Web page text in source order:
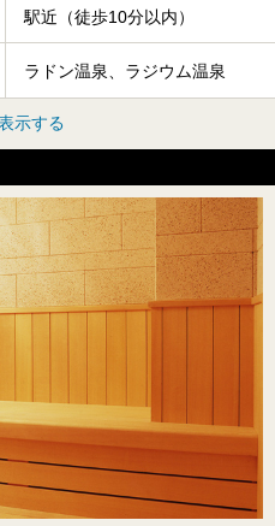
駅近（徒歩10分以内）
ラドン温泉、ラジウム温泉
示する